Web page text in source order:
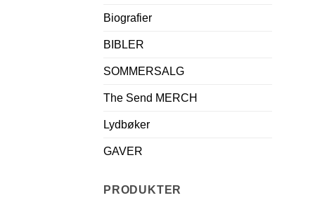
Biografier
BIBLER
SOMMERSALG
The Send MERCH
Lydbøker
GAVER
PRODUKTER